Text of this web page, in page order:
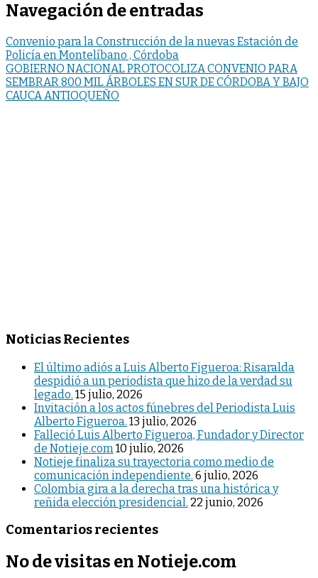
Navegación de entradas
Convenio para la Construcción de la nuevas Estación de
Policía en Montelíbano , Córdoba
GOBIERNO NACIONAL PROTOCOLIZA CONVENIO PARA
SEMBRAR 800 MIL ÁRBOLES EN SUR DE CÓRDOBA Y BAJO
CAUCA ANTIOQUEÑO
Noticias Recientes
El último adiós a Luis Alberto Figueroa: Risaralda
despidió a un periodista que hizo de la verdad su
legado. 15 julio, 2026
Invitación a los actos fúnebres del Periodista Luis
Alberto Figueroa. 13 julio, 2026
Falleció Luis Alberto Figueroa, Fundador y Director
de Notieje.com 10 julio, 2026
Notieje finaliza su trayectoria como medio de
comunicación independiente. 6 julio, 2026
Colombia gira a la derecha tras una histórica y
reñida elección presidencial. 22 junio, 2026
Comentarios recientes
No de visitas en Notieje.com